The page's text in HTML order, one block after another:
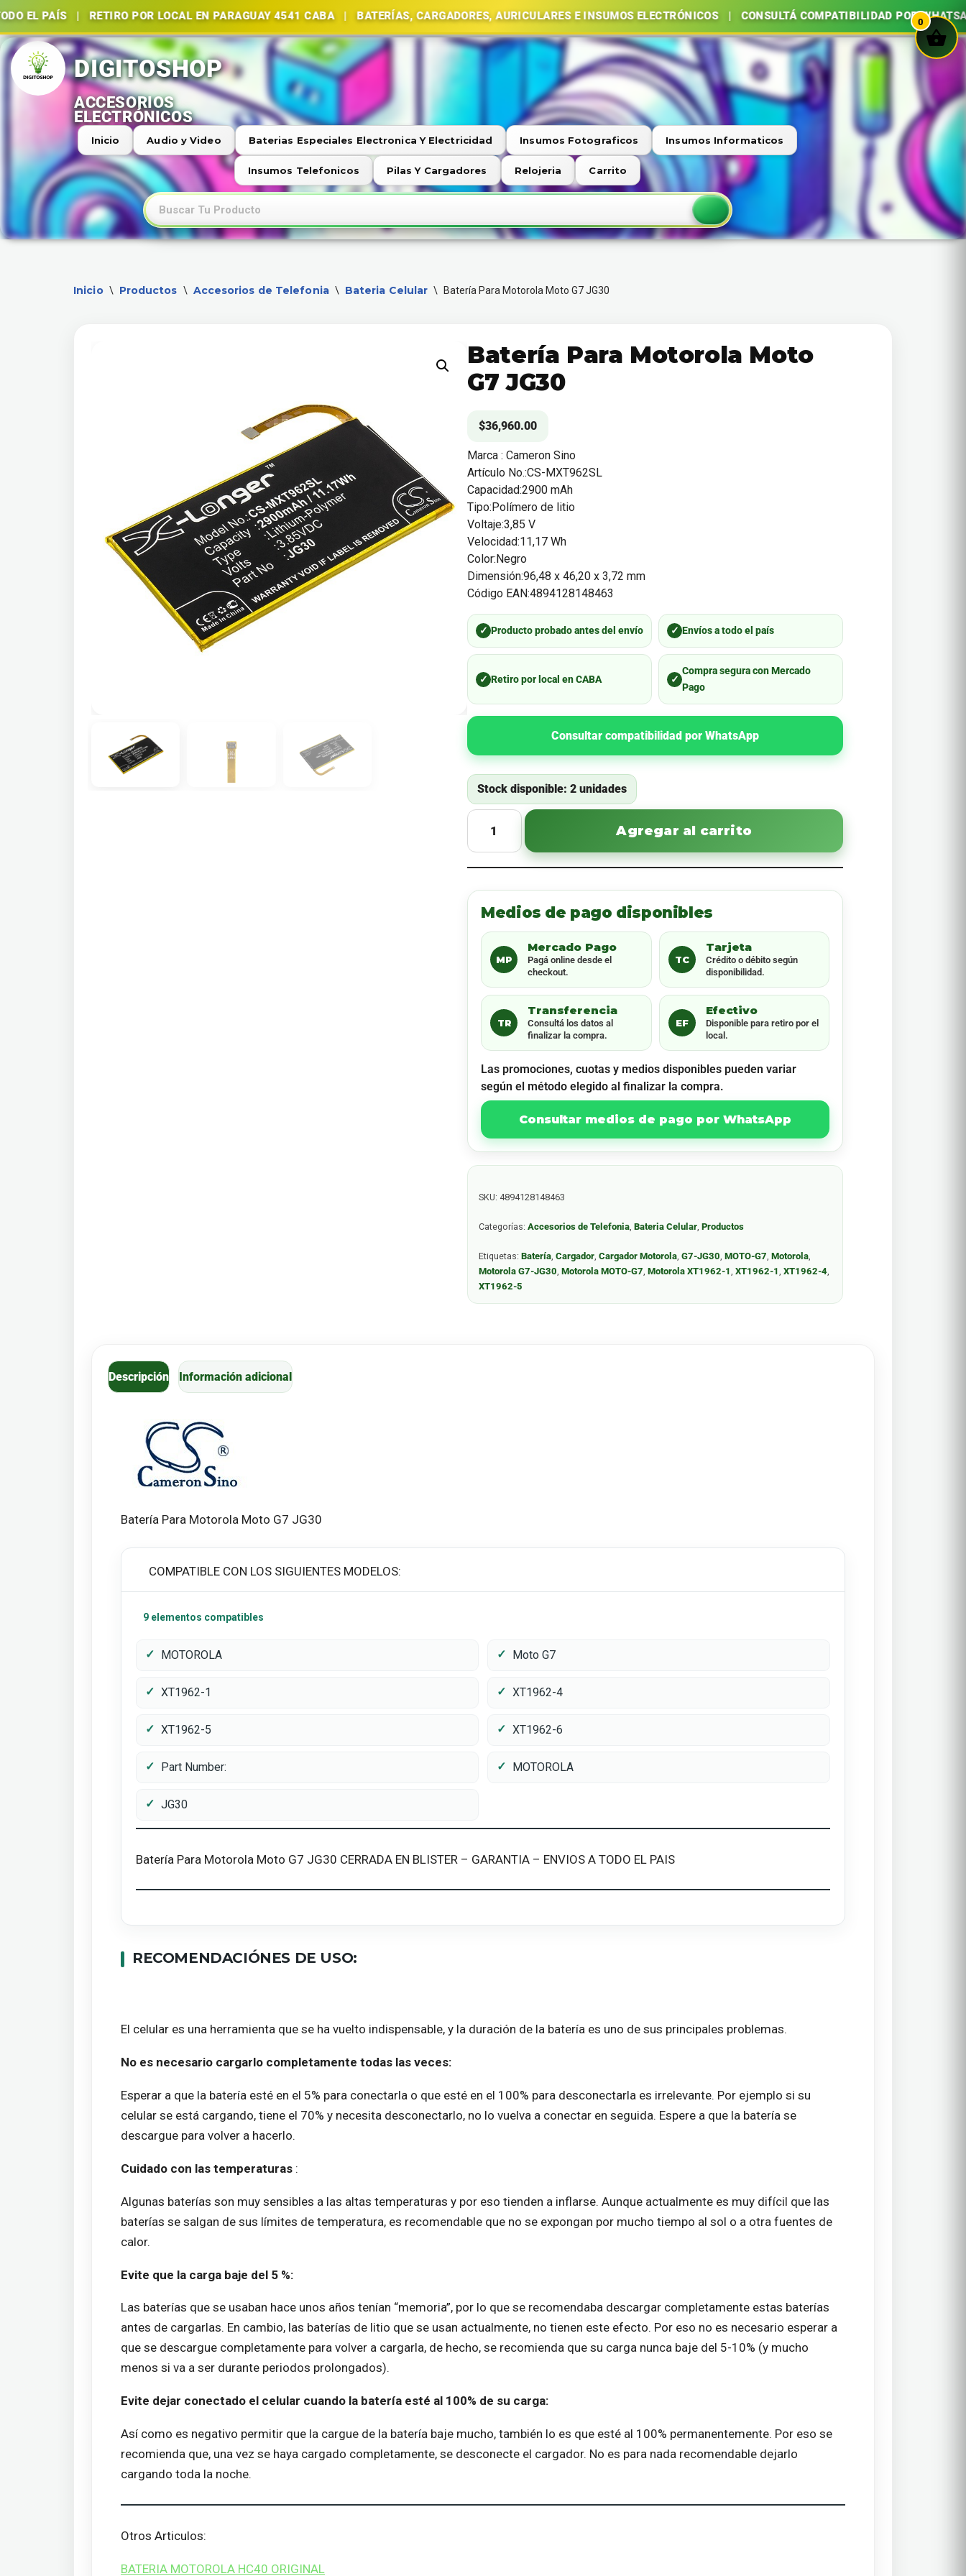
POR LOCAL EN PARAGUAY 4541 CABA | BATERÍAS, CARGADORES, AURICULARES E INSUMOS ELECTRÓNICOS | CONSULTÁ COMPATIBILIDAD POR WHATSAPP |
Ir
al
contenido
Inicio Audio y Video Baterias Especiales Electronica Y Electricidad Insumos Fotograficos Insumos Informaticos
Insumos Telefonicos Pilas Y Cargadores Relojeria Carrito
Inicio \ Productos \ Accesorios de Telefonia \ Bateria Celular \ Batería Para Motorola Moto G7 JG30
Batería Para Motorola Moto
G7 JG30
$36,960.00
Marca : Cameron Sino
Artículo No.:CS-MXT962SL
Capacidad:2900 mAh
Tipo:Polímero de litio
Voltaje:3,85 V
Velocidad:11,17 Wh
Color:Negro
Dimensión:96,48 x 46,20 x 3,72 mm
Código EAN:4894128148463
✓ Producto probado antes del envío ✓ Envíos a todo el país
✓ Retiro por local en CABA ✓
Compra segura con Mercado
Pago
Consultar compatibilidad por WhatsApp
Stock disponible: 2 unidades
Agregar al carrito
Medios de pago disponibles
MP
Mercado Pago
Pagá online desde el
checkout.
TC
Tarjeta
Crédito o débito según
disponibilidad.
TR
Transferencia
Consultá los datos al
finalizar la compra.
EF
Efectivo
Disponible para retiro por el
local.
Las promociones, cuotas y medios disponibles pueden variar
según el método elegido al finalizar la compra.
Consultar medios de pago por WhatsApp
SKU:4894128148463
Categorías:Accesorios de Telefonia,Bateria Celular,Productos
Etiquetas:Batería,Cargador,Cargador Motorola,G7-JG30,MOTO-G7,Motorola,
Motorola G7-JG30,Motorola MOTO-G7,Motorola XT1962-1,XT1962-1,XT1962-4,
XT1962-5
Descripción Información adicional
Batería Para Motorola Moto G7 JG30
COMPATIBLE CON LOS SIGUIENTES MODELOS:
9 elementos compatibles
MOTOROLA Moto G7
XT1962-1 XT1962-4
XT1962-5 XT1962-6
Part Number: MOTOROLA
JG30
Batería Para Motorola Moto G7 JG30 CERRADA EN BLISTER – GARANTIA – ENVIOS A TODO EL PAIS
RECOMENDACIÓNES DE USO:
El celular es una herramienta que se ha vuelto indispensable, y la duración de la batería es uno de sus principales problemas.
No es necesario cargarlo completamente todas las veces:
Esperar a que la batería esté en el 5% para conectarla o que esté en el 100% para desconectarla es irrelevante. Por ejemplo si su
celular se está cargando, tiene el 70% y necesita desconectarlo, no lo vuelva a conectar en seguida. Espere a que la batería se
descargue para volver a hacerlo.
Cuidado con las temperaturas :
Algunas baterías son muy sensibles a las altas temperaturas y por eso tienden a inflarse. Aunque actualmente es muy difícil que las
baterías se salgan de sus límites de temperatura, es recomendable que no se expongan por mucho tiempo al sol o a otra fuentes de
calor.
Evite que la carga baje del 5 %:
Las baterías que se usaban hace unos años tenían “memoria”, por lo que se recomendaba descargar completamente estas baterías
antes de cargarlas. En cambio, las baterías de litio que se usan actualmente, no tienen este efecto. Por eso no es necesario esperar a
que se descargue completamente para volver a cargarla, de hecho, se recomienda que su carga nunca baje del 5-10% (y mucho
menos si va a ser durante periodos prolongados).
Evite dejar conectado el celular cuando la batería esté al 100% de su carga:
Así como es negativo permitir que la cargue de la batería baje mucho, también lo es que esté al 100% permanentemente. Por eso se
recomienda que, una vez se haya cargado completamente, se desconecte el cargador. No es para nada recomendable dejarlo
cargando toda la noche.
Otros Articulos:
BATERIA MOTOROLA HC40 ORIGINAL
0